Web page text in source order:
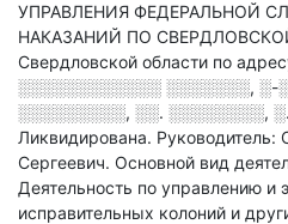
УПРАВЛЕНИЯ ФЕДЕРАЛЬНОЙ
НАКАЗАНИЙ ПО
Свердловской области по
░░░░░░░░░░░░ ░░░░░░░, ░-
░░░░░░░░░, ░░. ░░░░░░░░,
Ликвидирована.
Сергеевич. Основной вид
Деятельность по управлению и
исправительных колоний и